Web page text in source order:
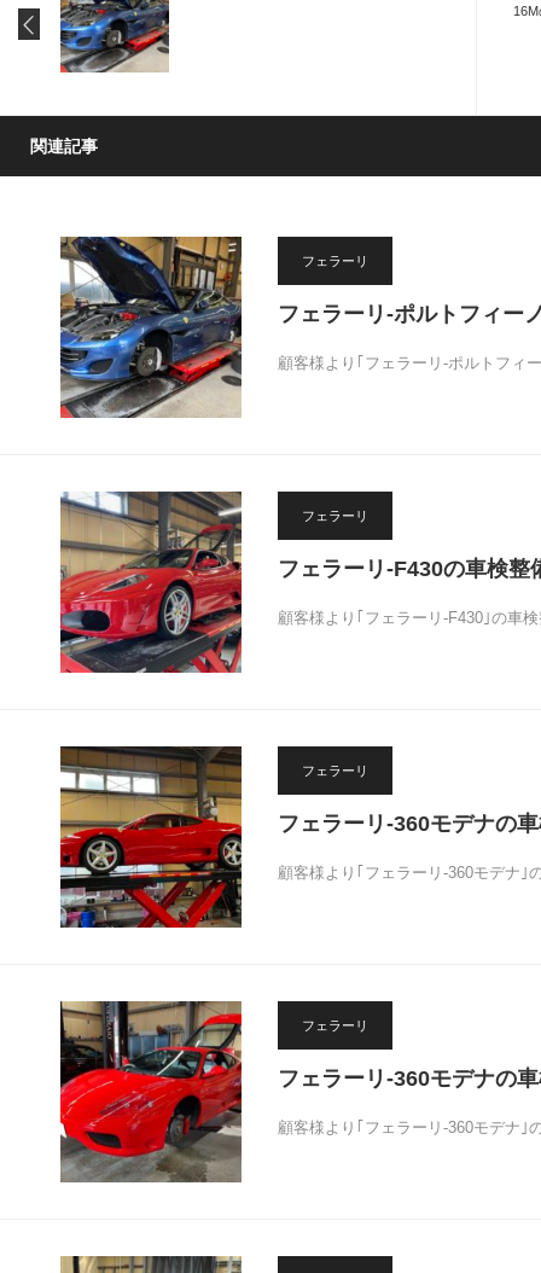
関連記事
フェラーリ
フェラーリ-ポルトフィー
顧客様より｢フェラーリ-ポルトフィ
フェラーリ
フェラーリ-F430の車検整
顧客様より｢フェラーリ-F430｣の車
フェラーリ
フェラーリ-360モデナの
顧客様より｢フェラーリ-360モデナ
フェラーリ
フェラーリ-360モデナの
顧客様より｢フェラーリ-360モデナ